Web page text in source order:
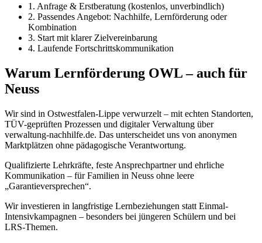
1. Anfrage & Erstberatung (kostenlos, unverbindlich)
2. Passendes Angebot: Nachhilfe, Lernförderung oder
Kombination
3. Start mit klarer Zielvereinbarung
4. Laufende Fortschrittskommunikation
Warum Lernförderung OWL – auch für
Neuss
Wir sind in Ostwestfalen-Lippe verwurzelt – mit echten Standorten,
TÜV-geprüften Prozessen und digitaler Verwaltung über
verwaltung-nachhilfe.de. Das unterscheidet uns von anonymen
Marktplätzen ohne pädagogische Verantwortung.
Qualifizierte Lehrkräfte, feste Ansprechpartner und ehrliche
Kommunikation – für Familien in Neuss ohne leere
„Garantieversprechen“.
Wir investieren in langfristige Lernbeziehungen statt Einmal-
Intensivkampagnen – besonders bei jüngeren Schülern und bei
LRS-Themen.